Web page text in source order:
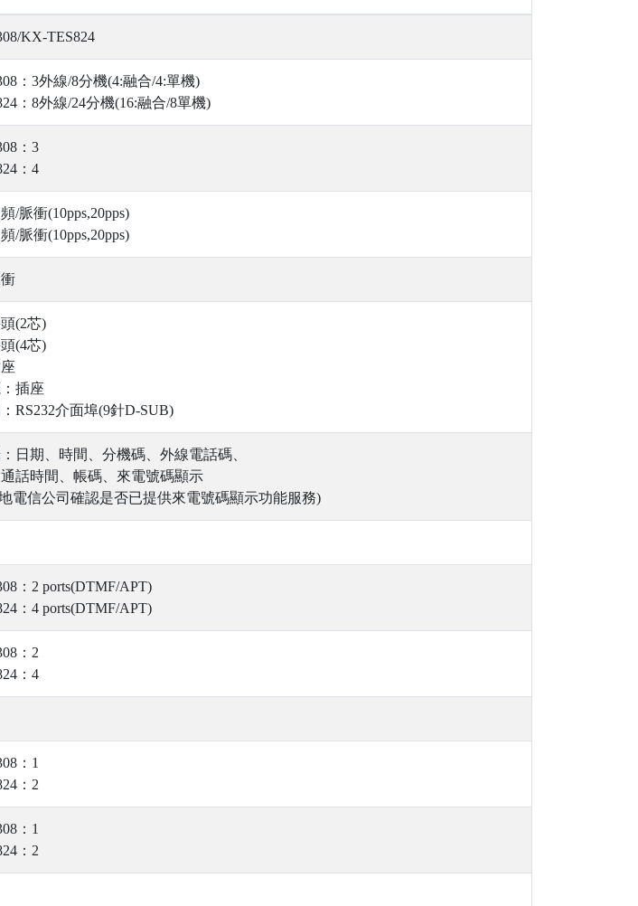
KX-TES824
：3外線/8分機(4:融合/4:單機)
：8外線/24分機(16:融合/8單機)
：3
：4
/脈衝(10pps,20pps)
/脈衝(10pps,20pps)
(2芯)
(4芯)
插座
RS232介面埠(9針D-SUB)
日期、時間、分機碼、外線電話碼、
話時間、帳碼、來電號碼顯示
電信公司確認是否已提供來電號碼顯示功能服務)
：2 ports(DTMF/APT)
：4 ports(DTMF/APT)
：2
：4
：1
：2
：1
：2